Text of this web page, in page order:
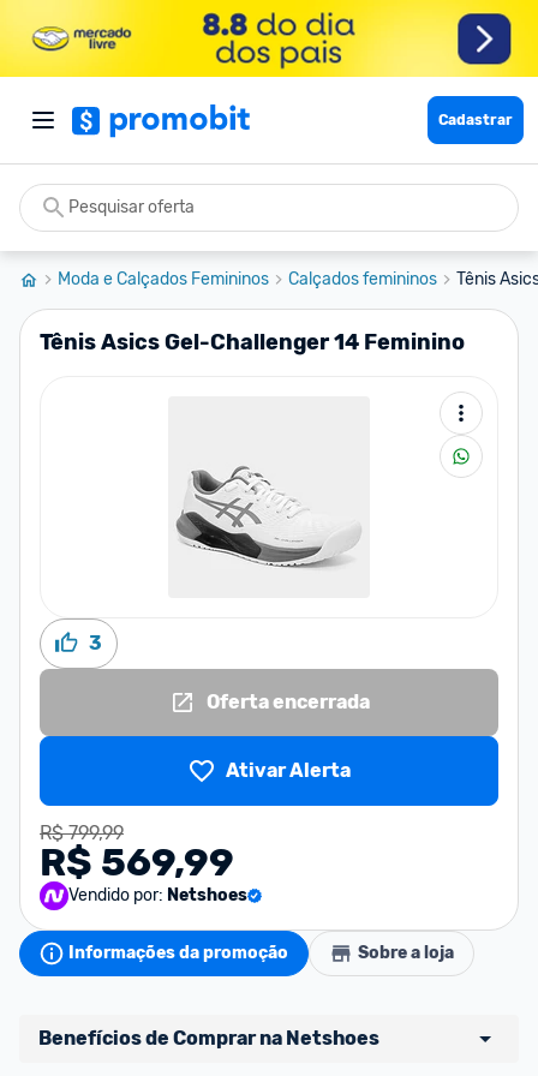
Cadastrar
Moda e Calçados Femininos Calçados femininos Tênis
Tênis Asics Gel-Challenger 14 Feminino
3
Oferta encerrada
Ativar Alerta
R$ 799,99
R$ 569,99
Vendido por: Netshoes
Informações da promoção Sobre a loja
Benefícios de Comprar na Netshoes